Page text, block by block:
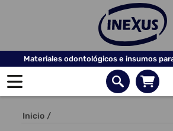
Materiales odontológicos e insumos
Inicio /